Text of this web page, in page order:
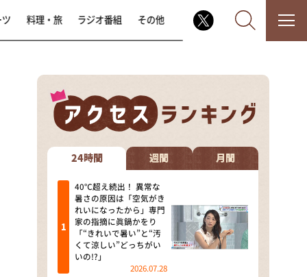
なるみ・岡村の過ぎるTV
相席食堂
これ余談なんですけど・・・
～人生密着トークバラエティ！
～ やすとものいたって真剣です
探偵！ナイトスクープ
料理・旅 ラジオ番組 その他
24時間 週間 月間
40℃超え続出！ 異常な
暑さの原因は「空気がき
れいになったから」専門
家の指摘に眞鍋かをり
「“きれいで暑い”と“汚
くて涼しい”どっちがい
いの!?」
2026.07.28